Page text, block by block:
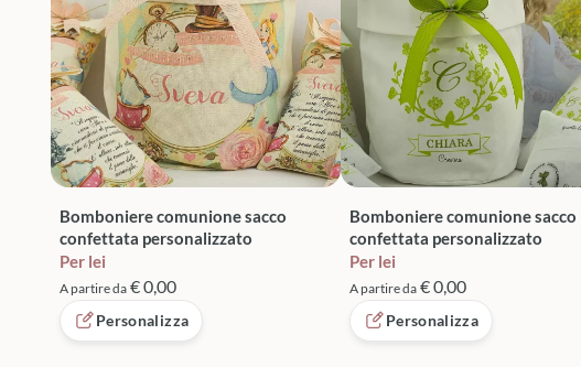
Bomboniere comunione sacco
confettata personalizzato
Per lei
A partire da € 0,00
Personalizza
Bomboniere comunione sacco
confettata personalizzato
Per lei
A partire da€ 0,00
Personalizza